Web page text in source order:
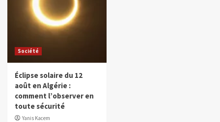
Société
Éclipse solaire du 12
août en Algérie :
comment l’observer en
toute sécurité
Yanis Kacem